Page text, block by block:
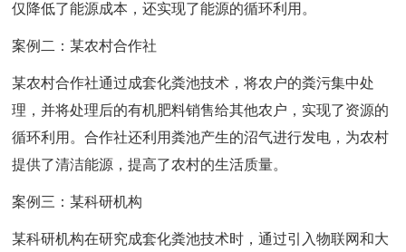
仅降低了能源成本，还实现了能源的循环利用。
案例二：某农村合作社
某农村合作社通过成套化粪池技术，将农户的粪污集中处
理，并将处理后的有机肥料销售给其他农户，实现了资源的
循环利用。合作社还利用粪池产生的沼气进行发电，为农村
提供了清洁能源，提高了农村的生活质量。
案例三：某科研机构
某科研机构在研究成套化粪池技术时，通过引入物联网和大